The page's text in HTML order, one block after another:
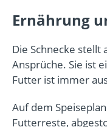
Ernährung
Die Schnecke stellt
Ansprüche. Sie ist
Futter ist immer
Auf dem
Futterreste,